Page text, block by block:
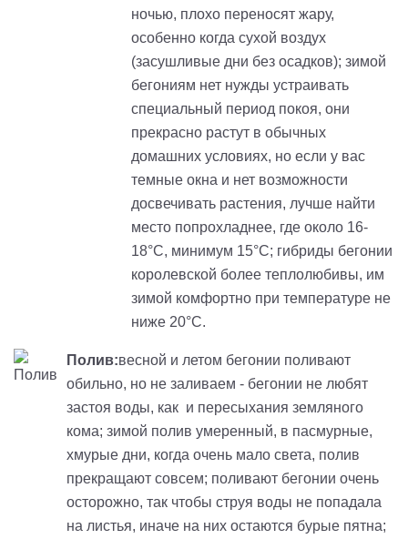
ночью, плохо переносят жару,
особенно когда сухой воздух
(засушливые дни без осадков); зимой
бегониям нет нужды устраивать
специальный период покоя, они
прекрасно растут в обычных
домашних условиях, но если у вас
темные окна и нет возможности
досвечивать растения, лучше найти
место попрохладнее, где около 16-
18°С, минимум 15°С; гибриды бегонии
королевской более теплолюбивы, им
зимой комфортно при температуре не
ниже 20°С.
Полив:весной и летом бегонии поливают
обильно, но не заливаем - бегонии не любят
застоя воды, как и пересыхания земляного
кома; зимой полив умеренный, в пасмурные,
хмурые дни, когда очень мало света, полив
прекращают совсем; поливают бегонии очень
осторожно, так чтобы струя воды не попадала
на листья, иначе на них остаются бурые пятна;